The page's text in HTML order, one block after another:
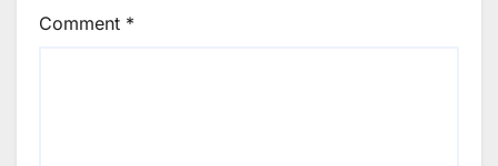
Comment *